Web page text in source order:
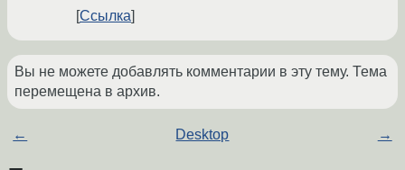
Ссылка
Вы не можете добавлять комментарии в эту тему. Тема
перемещена в архив.
← Desktop →